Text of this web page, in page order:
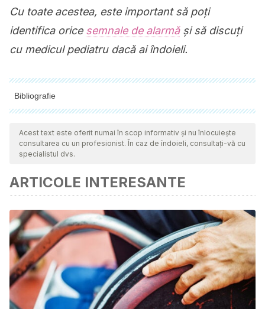
Cu toate acestea, este important să poți
identifica orice semnale de alarmăși să discuți
cu medicul pediatru dacă ai îndoieli.
Bibliografie
Toate sursele citate au fost revizuite în profunzime de către
echipa noastră pentru a asigura calitatea, fiabilitatea,
actualitatea și valabilitatea lor. Bibliografia acestui articol a fost
sau ştiinţific.
Gastroesophageal reflux in infants – UpToDate. (n.d.).
Retrieved April 23, 2019, from
https://www.uptodate.com/contents/gastroesophageal-
reflux-in-infants
Reflujo gastroesofágico en los bebés. (n.d.). Retrieved
April 23, 2019, from
https://www.guiainfantil.com/salud/cuidadosespeciales/
Acest text este oferit numai în scop informativ și nu înlocuiește
consultarea cu un profesionist. În caz de îndoieli, consultați-vă cu
specialistul dvs.
ARTICOLE INTERESANTE